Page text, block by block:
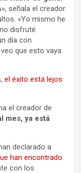
señala el creador
«Yo mismo he
disfruté
día con
que esto vaya
el éxito está lejos
el creador de
mes, ya está
declarado a
han encontrado
con los